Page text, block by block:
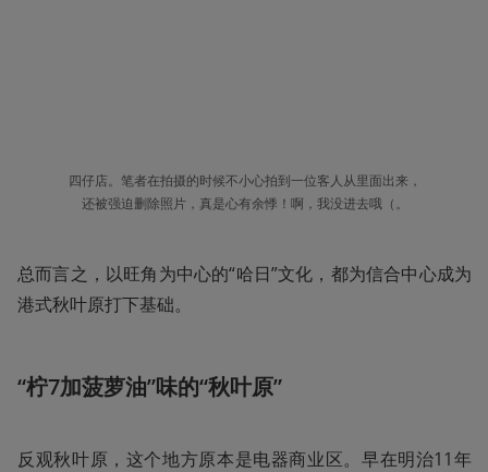
四仔店。笔者在拍摄的时候不小心拍到一位客人从里面出来，
还被强迫删除照片，真是心有余悸！啊，我没进去哦（。
总而言之，以旺角为中心的“哈日”文化，都为信合中心成为
港式秋叶原打下基础。
“柠7加菠萝油”味的“秋叶原”
反观秋叶原，这个地方原本是电器商业区。早在明治11年